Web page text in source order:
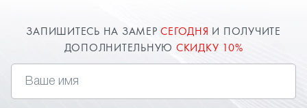
ЗАПИШИТЕСЬ НА ЗАМЕРСЕГОДНЯ И ПОЛУЧИТЕ
ДОПОЛНИТЕЛЬНУЮ СКИДКУ 10%